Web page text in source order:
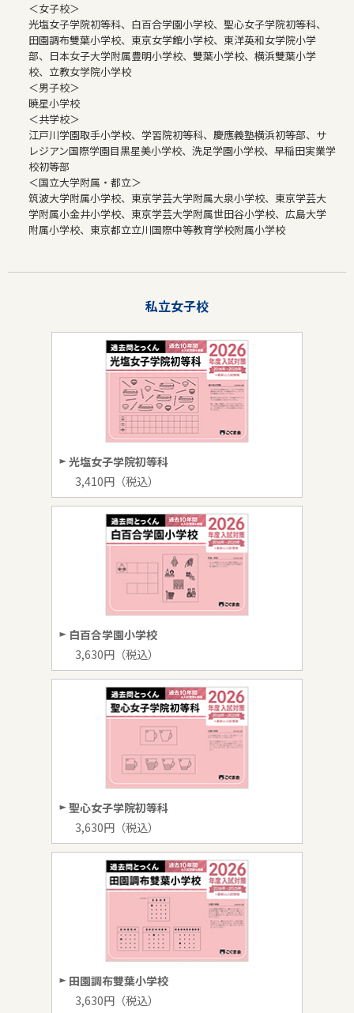
＜女子校＞
光塩女子学院初等科、白百合学園小学校、聖心女子学院初等科、
田園調布雙葉小学校、東京女学館小学校、東洋英和女学院小学
部、日本女子大学附属豊明小学校、雙葉小学校、横浜雙葉小学
校、立教女学院小学校
＜男子校＞
暁星小学校
＜共学校＞
江戸川学園取手小学校、学習院初等科、慶應義塾横浜初等部、サ
レジアン国際学園目黒星美小学校、洗足学園小学校、早稲田実業学
校初等部
＜国立大学附属・都立＞
筑波大学附属小学校、東京学芸大学附属大泉小学校、東京学芸大
学附属小金井小学校、東京学芸大学附属世田谷小学校、広島大学
附属小学校、東京都立立川国際中等教育学校附属小学校
私立女子校
光塩女子学院初等科
3,410円（税込）
白百合学園小学校
3,630円（税込）
聖心女子学院初等科
3,630円（税込）
田園調布雙葉小学校
3,630円（税込）